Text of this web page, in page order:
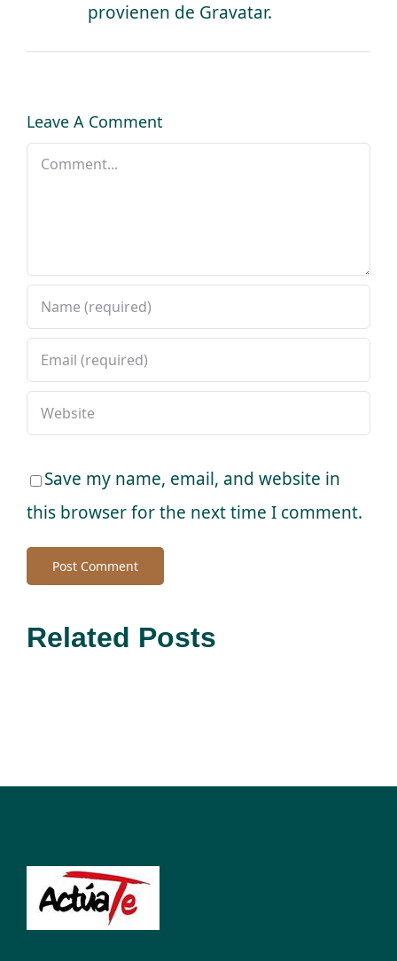
provienen de Gravatar.
Leave A Comment
Comment
Save my name, email, and website in
this browser for the next time I comment.
Related Posts